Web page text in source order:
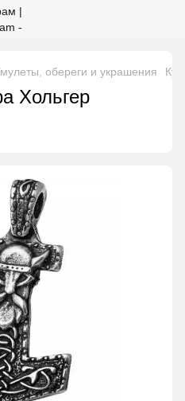
обереги и украшения
Хольгер